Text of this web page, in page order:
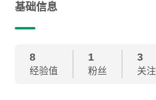
基础信息
8
经验值
1
粉丝
3
关注